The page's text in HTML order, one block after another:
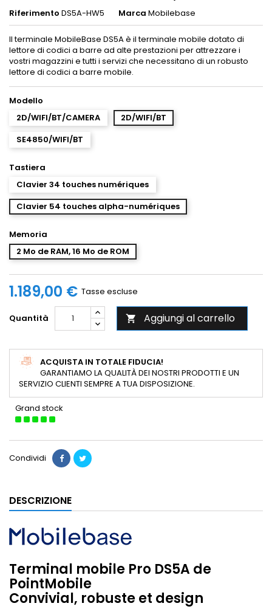
Riferimento DS5A-HW5 Marca Mobilebase
Il terminale MobileBase DS5A è il terminale mobile dotato di
lettore di codici a barre ad alte prestazioni per attrezzare i
vostri magazzini e tutti i servizi che necessitano di un robusto
lettore di codici a barre mobile.
Modello
2D/WIFI/BT/CAMERA
2D/WIFI/BT
SE4850/WIFI/BT
Tastiera
Clavier 34 touches numériques
Clavier 54 touches alpha-numériques
Memoria
2 Mo de RAM, 16 Mo de ROM
1.189,00 € Tasse escluse
Quantità  Aggiungi al carrello
ACQUISTA IN TOTALE FIDUCIA!
GARANTIAMO LA QUALITÀ DEI NOSTRI PRODOTTI E UN
SERVIZIO CLIENTI SEMPRE A TUA DISPOSIZIONE.
Grand stock
Condividi
DESCRIZIONE
Terminal mobile Pro DS5A de
PointMobile
Convivial, robuste et design